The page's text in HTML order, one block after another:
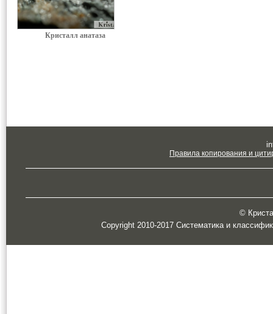
Кристалл анатаза
Правила копирования и
©
Copyright 2010-2017 Систематика и